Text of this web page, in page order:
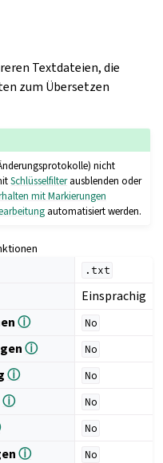
Textdateien, die
zum Übersetzen
nicht
Schlüsselfilterausblenden oder
mit Markierungen
automatisiert werden.
.txt
Einsprachig
ⓘ No
ⓘ No
ⓘ No
ⓘ No
No
ⓘ No